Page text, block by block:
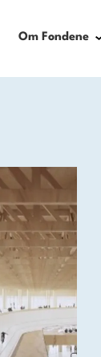
Om Fondene